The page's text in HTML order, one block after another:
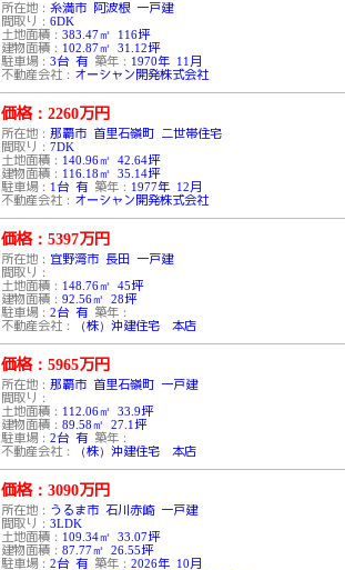
所在地：糸満市 阿波根 一戸建
間取り：6DK
土地面積：383.47㎡ 116坪
建物面積： 102.87㎡ 31.12坪
駐車場：3台 有 築年： 1970年 11月
不動産会社： オーシャン開発株式会社
価格：2260万円
所在地：那覇市 首里石嶺町 二世帯住宅
間取り：7DK
土地面積： 140.96㎡ 42.64坪
建物面積： 116.18㎡ 35.14坪
駐車場： 1台 有 築年： 1977年 12月
不動産会社： オーシャン開発株式会社
価格：5397万円
所在地： 宜野湾市 長田 一戸建
間取り：
土地面積： 148.76㎡ 45坪
建物面積：92.56㎡ 28坪
駐車場：2台 有 築年：
不動産会社：
（株）沖建住宅 本店
価格：5965万円
所在地：那覇市 首里石嶺町 一戸建
間取り：
土地面積： 112.06㎡ 33.9坪
建物面積：89.58㎡ 27.1坪
駐車場：2台 有 築年：
不動産会社：
（株）沖建住宅 本店
価格：3090万円
所在地： うるま市 石川赤崎 一戸建
間取り：3LDK
土地面積： 109.34㎡ 33.07坪
建物面積：87.77㎡ 26.55坪
駐車場：2台 有 築年：2026年 10月